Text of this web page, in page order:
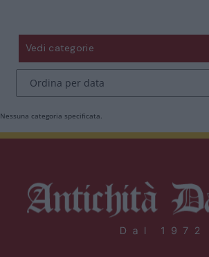
CATALOGO COMPLETO
ARMADI
COMÒ E COMODINI
Vedi categorie
Nessuna categoria specificata.